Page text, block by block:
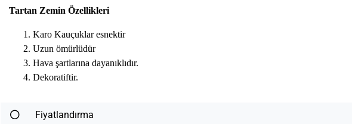
Tartan Zemin Özellikleri
Karo Kauçuklar esnektir
Uzun ömürlüdür
Hava şartlarına dayanıklıdır.
Dekoratiftir.
Fiyatlandırma